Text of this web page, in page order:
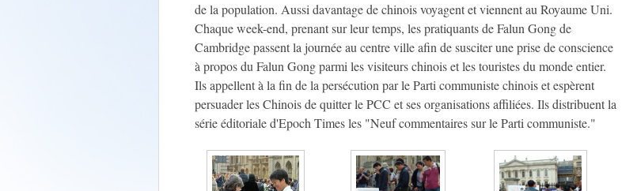
de la population. Aussi davantage de chinois voyagent et viennent au Royaume Uni.
Chaque week-end, prenant sur leur temps, les pratiquants de Falun Gong de
Cambridge passent la journée au centre ville afin de susciter une prise de conscience
à propos du Falun Gong parmi les visiteurs chinois et les touristes du monde entier.
Ils appellent à la fin de la persécution par le Parti communiste chinois et espèrent
persuader les Chinois de quitter le PCC et ses organisations affiliées. Ils distribuent la
série éditoriale d'Epoch Times les "Neuf commentaires sur le Parti communiste."